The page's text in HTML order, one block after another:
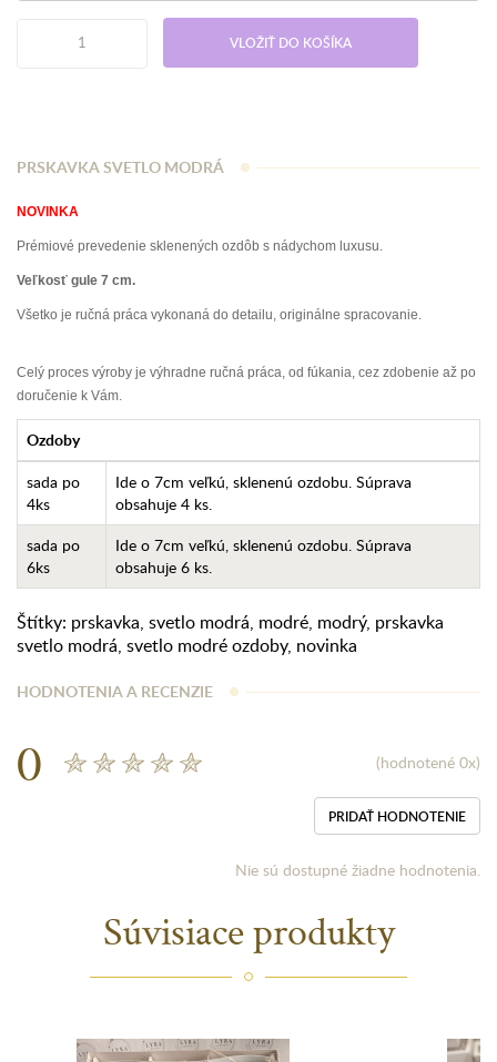
VLOŽIŤ DO KOŠÍKA
PRSKAVKA SVETLO MODRÁ
NOVINKA
Prémiové prevedenie sklenených ozdôb s nádychom luxusu.
Veľkosť gule 7 cm.
Všetko je ručná práca vykonaná do detailu, originálne spracovanie.
Celý proces výroby je výhradne ručná práca, od fúkania, cez zdobenie až po
doručenie k Vám.
Ozdoby
sada po
4ks
Ide o 7cm veľkú, sklenenú ozdobu. Súprava
obsahuje 4 ks.
sada po
6ks
Ide o 7cm veľkú, sklenenú ozdobu. Súprava
obsahuje 6 ks.
Štítky: prskavka, svetlo modrá, modré, modrý, prskavka
svetlo modrá, svetlo modré ozdoby, novinka
HODNOTENIA A RECENZIE
0 (hodnotené 0x)
PRIDAŤ HODNOTENIE
Nie sú dostupné žiadne hodnotenia.
Súvisiace produkty